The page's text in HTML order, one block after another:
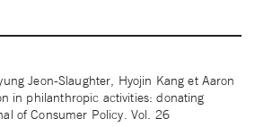
Jeon-Slaughter, Hyojin Kang et Aaron
in philanthropic activities: donating
of Consumer Policy. Vol. 26